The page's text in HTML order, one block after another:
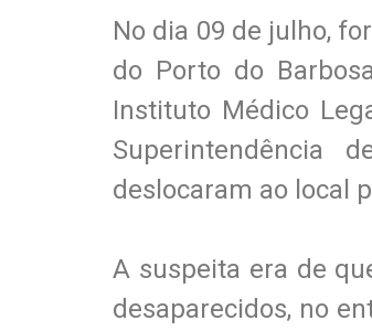
No dia 09 de julho,
do Porto do
Instituto Médico
Superintendência
deslocaram ao local
A suspeita era de
desaparecidos, no